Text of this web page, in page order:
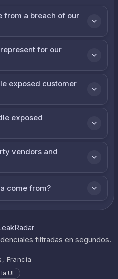
from a breach of our
for our
exposed customer
exposed
vendors and
come from?
filtradas en segundos.
Francia
UE